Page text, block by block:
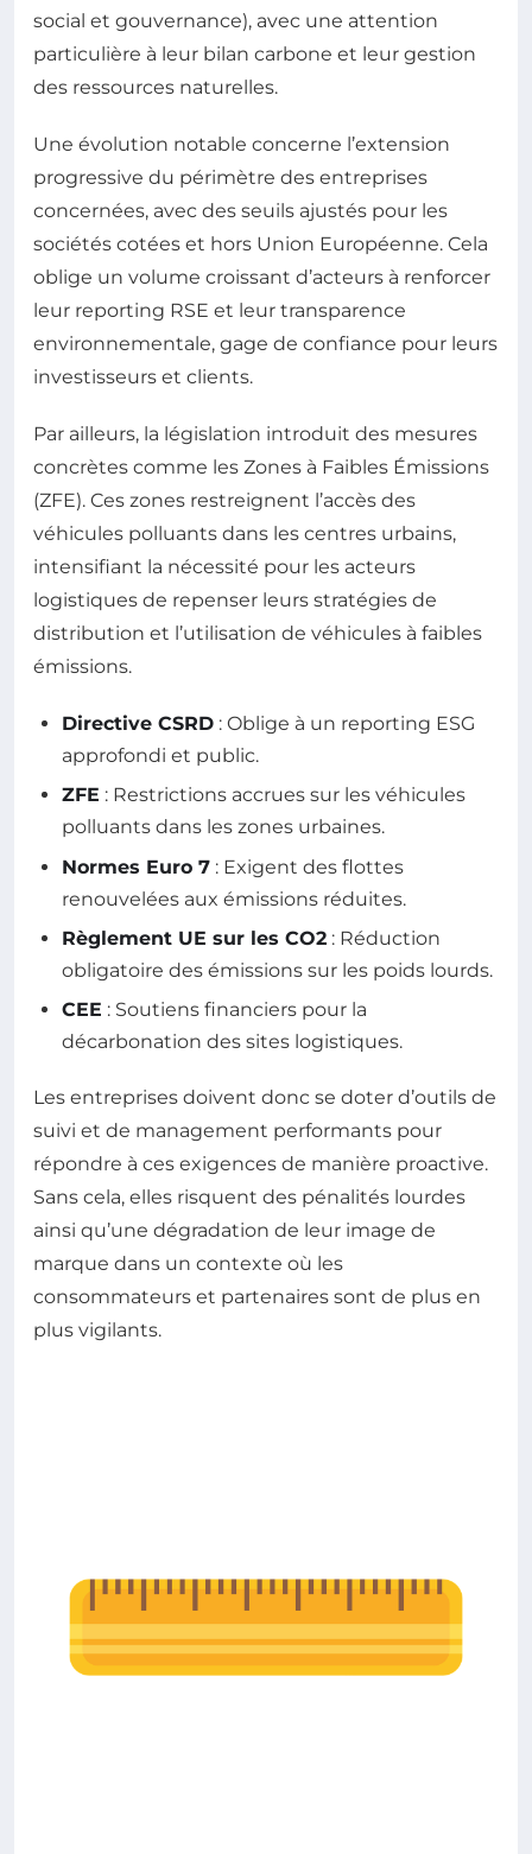
social et gouvernance), avec une attention
particulière à leur bilan carbone et leur gestion
des ressources naturelles.
Une évolution notable concerne l’extension
progressive du périmètre des entreprises
concernées, avec des seuils ajustés pour les
sociétés cotées et hors Union Européenne. Cela
oblige un volume croissant d’acteurs à renforcer
leur reporting RSE et leur transparence
environnementale, gage de confiance pour leurs
investisseurs et clients.
Par ailleurs, la législation introduit des mesures
concrètes comme les Zones à Faibles Émissions
(ZFE). Ces zones restreignent l’accès des
véhicules polluants dans les centres urbains,
intensifiant la nécessité pour les acteurs
logistiques de repenser leurs stratégies de
distribution et l’utilisation de véhicules à faibles
émissions.
Directive CSRD : Oblige à un reporting ESG
approfondi et public.
ZFE : Restrictions accrues sur les véhicules
polluants dans les zones urbaines.
Normes Euro 7 : Exigent des flottes
renouvelées aux émissions réduites.
Règlement UE sur les CO2 : Réduction
obligatoire des émissions sur les poids lourds.
CEE : Soutiens financiers pour la
décarbonation des sites logistiques.
Les entreprises doivent donc se doter d’outils de
suivi et de management performants pour
répondre à ces exigences de manière proactive.
Sans cela, elles risquent des pénalités lourdes
ainsi qu’une dégradation de leur image de
marque dans un contexte où les
consommateurs et partenaires sont de plus en
plus vigilants.